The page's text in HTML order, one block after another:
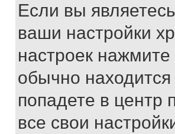
Если вы
ваши настройки
настроек
обычно
попадете в центр
все свои